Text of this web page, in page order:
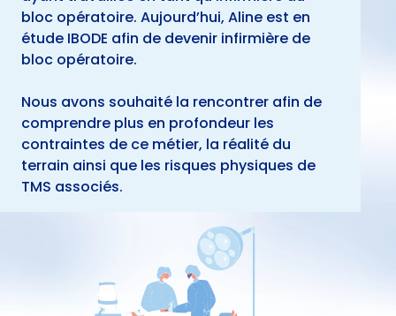
bloc opératoire. Aujourd’hui, Aline est en
étude IBODE afin de devenir infirmière de
bloc opératoire.
Nous avons souhaité la rencontrer afin de
comprendre plus en profondeur les
contraintes de ce métier, la réalité du
terrain ainsi que les risques physiques de
TMS associés.